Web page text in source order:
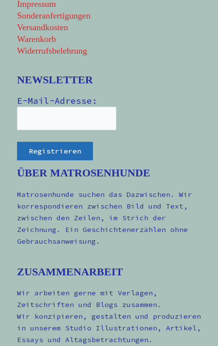
Impressum
Sonderanfertigungen
Versandkosten
Warenkorb
Widerrufsbelehrung
NEWSLETTER
E-Mail-Adresse:
ÜBER MATROSENHUNDE
Matrosenhunde suchen das Dazwischen. Wir
korrespondieren zwischen Bild und Text,
zwischen den Zeilen, im Strich der
Zeichnung. Ein Geschichtenerzählen ohne
Gebrauchsanweisung.
ZUSAMMENARBEIT
Wir arbeiten gerne mit Verlagen,
Zeitschriften und Blogs zusammen.
Wir konzipieren, gestalten und produzieren
in unserem Studio Illustrationen, Artikel,
Essays und Altagsbetrachtungen.